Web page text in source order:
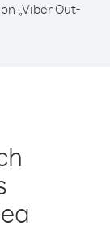
„Viber Out-